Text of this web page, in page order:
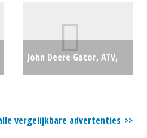
John Deere Gator, ATV,
vergelijkbare advertenties